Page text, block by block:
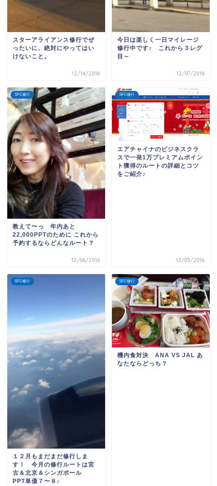
スターアライアンス修行でぜ
ったいに、絶対にやってはい
けないこと。
12/14/2016
今日は楽しく一日マイレージ
修行中です♪ これから３レグ
目～
12/07/2016
SFC修行
教えて〜っ 年内あと
22,000PPTのために これから
予約するならどんなルート？
12/06/2016
SFC修行
エアチャイナのビジネスクラ
スで一発1万プレミアムポイン
ト獲得のルートの詳細とコツ
をご紹介♪
12/05/2016
SFC修行
１２月もまだまだ修行しま
す！ 今月の修行ルートは宮
古＆北京＆シンガポール
PPT単価７〜８♪
SFC修行
機内食対決 ANA VS JAL あ
なたならどっち？